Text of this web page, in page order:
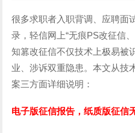
很多求职者入职背调、应聘面
录，轻信网上“无痕PS改征信
知篡改征信不仅技术上极易被
业、涉诉双重隐患。本文从技
案三方面详细说明：
电子版征信报告，纸质版征信